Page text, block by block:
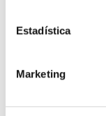
Estadística
Marketing
los objetivos
sostenibilidad,